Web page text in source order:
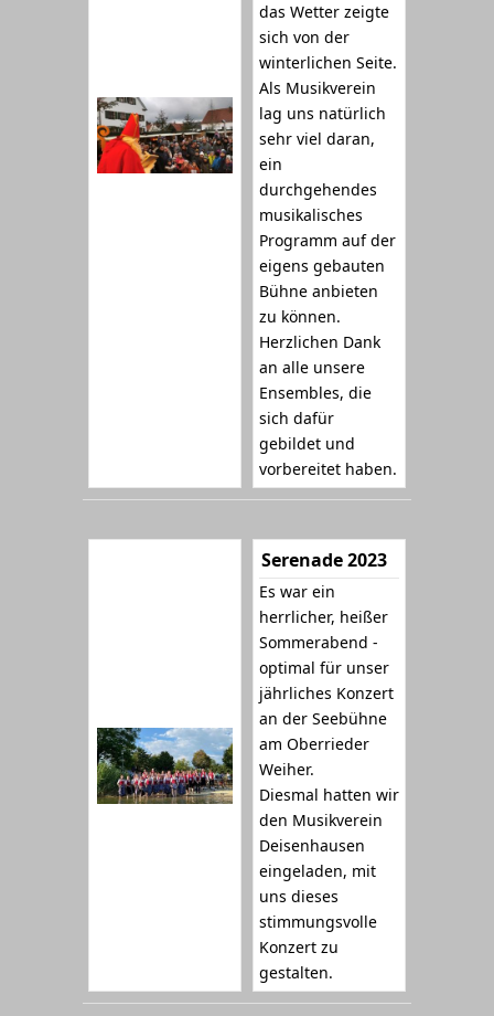
das Wetter zeigte
sich von der
winterlichen Seite.
Als Musikverein
lag uns natürlich
sehr viel daran,
ein
durchgehendes
musikalisches
Programm auf der
eigens gebauten
Bühne anbieten
zu können.
Herzlichen Dank
an alle unsere
Ensembles, die
sich dafür
gebildet und
vorbereitet haben.
Serenade 2023
Es war ein
herrlicher, heißer
Sommerabend -
optimal für unser
jährliches Konzert
an der Seebühne
am Oberrieder
Weiher.
Diesmal hatten wir
den Musikverein
Deisenhausen
eingeladen, mit
uns dieses
stimmungsvolle
Konzert zu
gestalten.